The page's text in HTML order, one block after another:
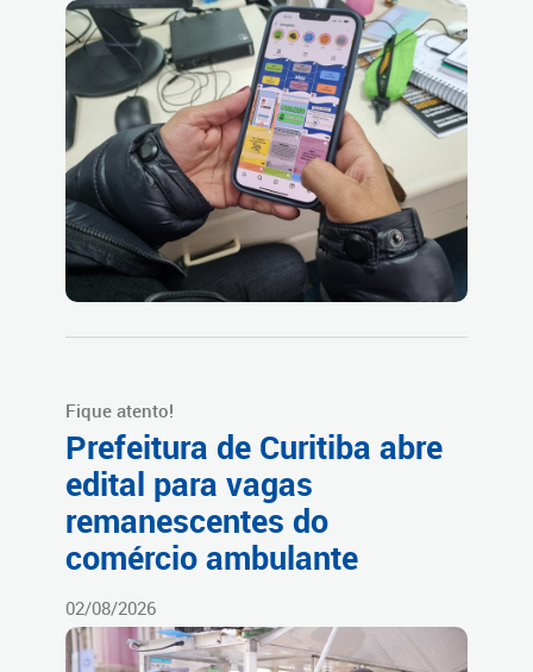
Fique atento!
Prefeitura de Curitiba abre
edital para vagas
remanescentes do
comércio ambulante
02/08/2026